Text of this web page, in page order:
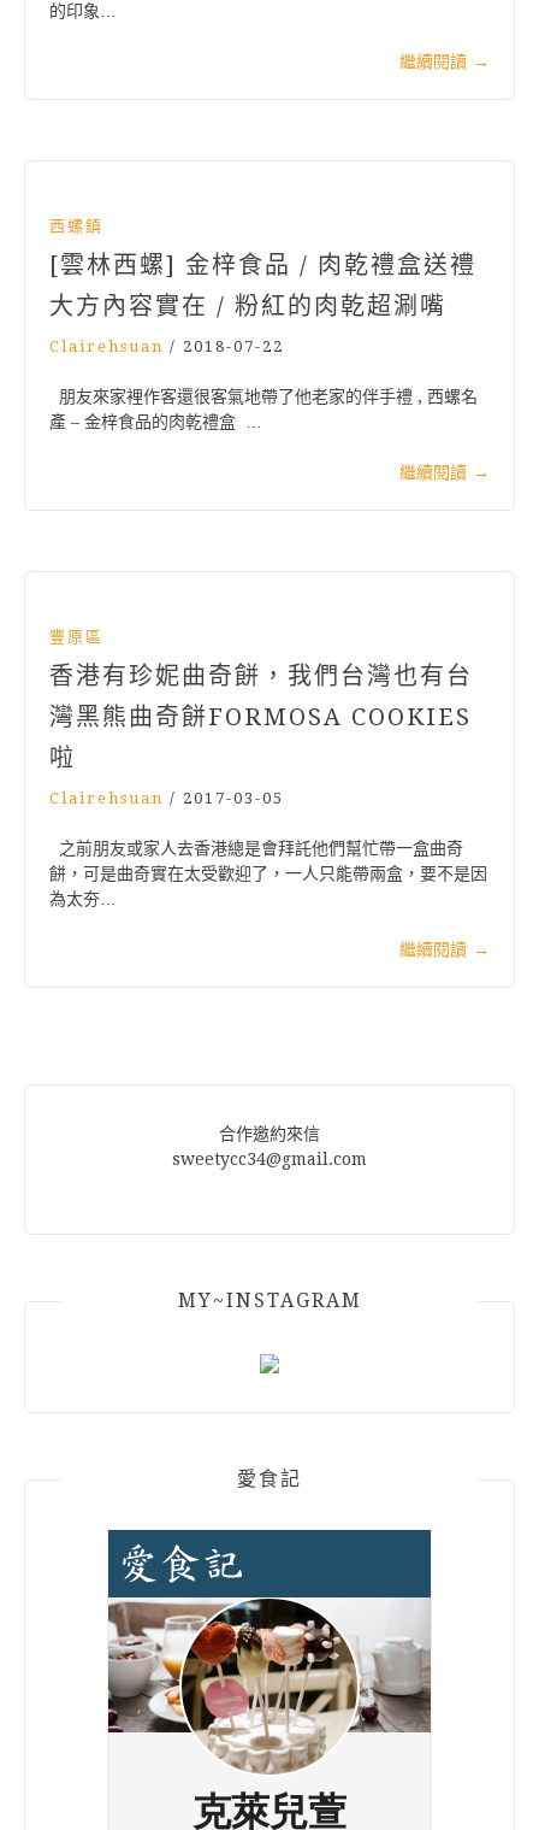
的印象…
繼續閱讀 →
西螺鎮
[雲林西螺] 金梓食品 / 肉乾禮盒送禮
大方內容實在 / 粉紅的肉乾超涮嘴
Clairehsuan / 2018-07-22
朋友來家裡作客還很客氣地帶了他老家的伴手禮 , 西螺名
產 – 金梓食品的肉乾禮盒 …
繼續閱讀 →
豐原區
香港有珍妮曲奇餅，我們台灣也有台
灣黑熊曲奇餅FORMOSA COOKIES
啦
Clairehsuan / 2017-03-05
之前朋友或家人去香港總是會拜託他們幫忙帶一盒曲奇
餅，可是曲奇實在太受歡迎了，一人只能帶兩盒，要不是因
為太夯…
繼續閱讀 →
合作邀約來信
sweetycc34@gmail.com
MY~INSTAGRAM
愛食記